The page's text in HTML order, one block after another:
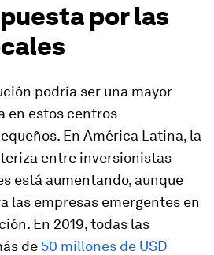
por las
podría ser una mayor
en estos centros
En América Latina, la
entre inversionistas
está aumentando, aunque
las empresas emergentes en
En 2019, todas las
de 50 millones de USD